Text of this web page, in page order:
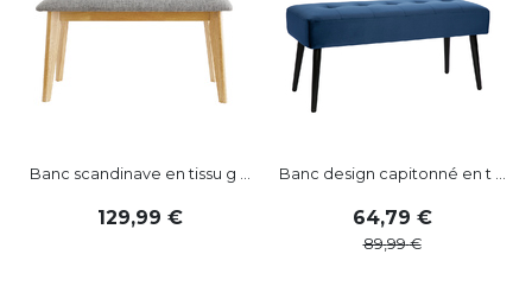
Banc scandinave en tissu g ...
129,99
Banc design capitonné en t ...
64,79
89,99